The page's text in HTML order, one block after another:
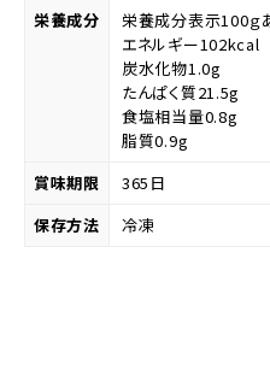
栄養成分
栄養成分表示100ｇ
エネルギー102kcal
炭水化物1.0g
たんぱく質21.5g
食塩相当量0.8g
脂質0.9g
賞味期限
365日
保存方法
冷凍